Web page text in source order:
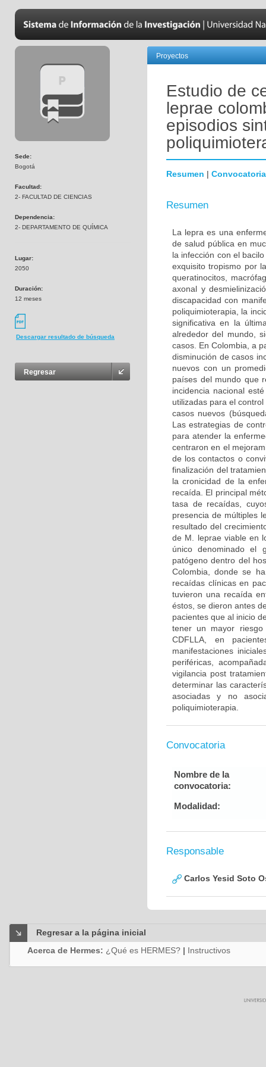
Sede:
Bogotá
Facultad:
2- FACULTAD DE CIENCIAS
Dependencia:
2- DEPARTAMENTO DE QUÍMICA
Lugar:
2050
Duración:
12 meses
Descargar resultado de búsqueda
Regresar
Proyectos
Estudio de
leprae
episodios
Resumen | Convocatoria
Resumen
La lepra es una
de salud pública en
la infección con el
exquisito tropismo por
queratinocitos,
axonal y
discapacidad con
poliquimioterapia, la
significativa en la
alrededor del mundo,
casos. En Colombia, a
disminución de casos
nuevos con un
países del mundo que
incidencia nacional
utilizadas para el
casos nuevos
Las estrategias de
para atender la
centraron en el
de los contactos o
finalización del
la cronicidad de la
recaída. El principal
tasa de recaídas,
presencia de múltiples
resultado del
de M. leprae viable en
único denominado el
patógeno dentro del
Colombia, donde se
recaídas clínicas en
tuvieron una recaída
éstos, se dieron antes
pacientes que al inicio
tener un mayor riesgo
CDFLLA, en
manifestaciones
periféricas,
vigilancia post
determinar las
asociadas y no
poliquimioterapia.
Convocatoria
Nombre de la
convocatoria:
Modalidad:
Responsable
Carlos Yesid Soto
Regresar a la página inicial
Acerca de Hermes: ¿Qué es HERMES? | Instructivos